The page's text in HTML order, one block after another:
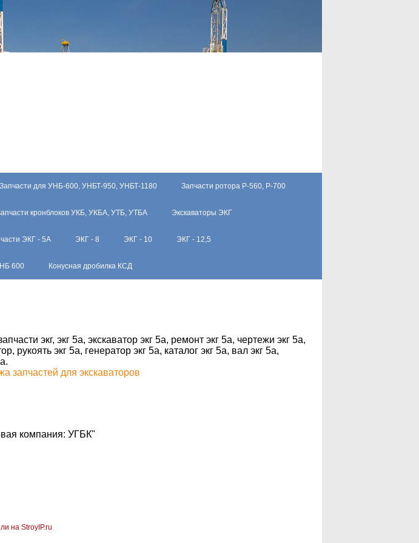
Запчасти для УНБ-600, УНБТ-950, УНБТ-1180 Запчасти ротора Р-560, Р-700
кронблоков УКБ, УКБА, УТБ, УТБА Экскаваторы ЭКГ
ЭКГ - 5А ЭКГ - 8 ЭКГ - 10 ЭКГ - 12,5
600 Конусная дробилка КСД
экг, экг 5а, экскаватор экг 5а, ремонт экг 5а, чертежи экг 5а,
рукоять экг 5а, генератор экг 5а, каталог экг 5а, вал экг 5а,
запчастей для экскаваторов
компания: УГБК"
на StroyIP.ru